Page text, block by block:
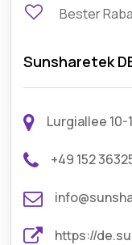
Bester
Sunsharetek
Lurgiallee 10-
+49 152
https://